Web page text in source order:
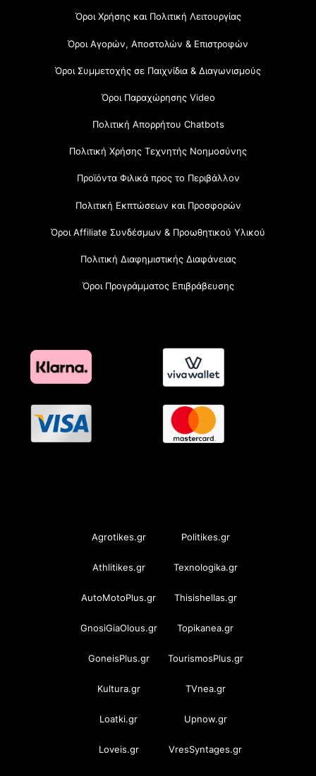
Όροι Χρήσης και Πολιτική Λειτουργίας
Όροι Αγορών, Αποστολών & Επιστροφών
Όροι Συμμετοχής σε Παιχνίδια & Διαγωνισμούς
Όροι Παραχώρησης Video
Πολιτική Απορρήτου Chatbots
Πολιτική Χρήσης Τεχνητής Νοημοσύνης
Προϊόντα Φιλικά προς το Περιβάλλον
Πολιτική Εκπτώσεων και Προσφορών
Όροι Affiliate Συνδέσμων & Προωθητικού Υλικού
Πολιτική Διαφημιστικής Διαφάνειας
Όροι Προγράμματος Επιβράβευσης
Agrotikes.gr Politikes.gr
Athlitikes.gr Texnologika.gr
AutoMotoPlus.gr Thisishellas.gr
GnosiGiaOlous.gr Topikanea.gr
GoneisPlus.gr TourismosPlus.gr
Kultura.gr TVnea.gr
Loatki.gr Upnow.gr
Loveis.gr VresSyntages.gr